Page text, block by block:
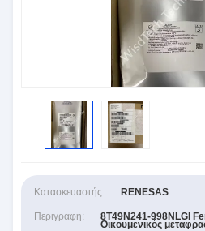
Κατασκευαστής: RENESAS
Περιγραφή: 8T49N241-998NLGI
Οικουμενικός